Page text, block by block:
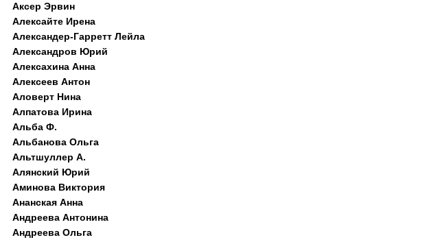
Аксер Эрвин
Алексайте Ирена
Александер-Гарретт Лейла
Александров Юрий
Алексахина Анна
Алексеев Антон
Аловерт Нина
Алпатова Ирина
Альба Ф.
Альбанова Ольга
Альтшуллер А.
Алянский Юрий
Аминова Виктория
Ананская Анна
Андреева Антонина
Андреева Ольга